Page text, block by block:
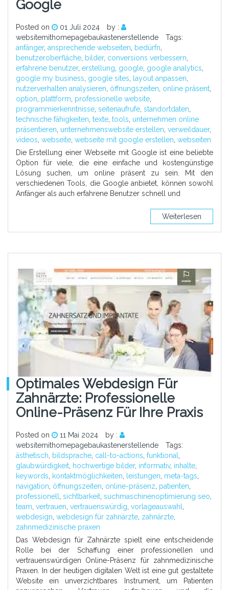
Google
Posted on 01 Juli 2024
by :
websitemithomepagebaukastenerstellende
Tags:
anfänger, ansprechende webseiten bedürfn
benutzeroberfläche bilder, conversions verbessern
erfahrene benutzer, erstellung google google analytics
google my business google sites layout anpassen
nutzerverhalten analysieren öffnungszeiten online präsent
option plattform professionelle website
programmierkenntnisse seitenaufrufe standortdaten
technische fähigkeiten texte tools unternehmen online
präsentieren unternehmenswebsite erstellen verweildauer,
videos webseite webseite mit google erstellen webseiten
Die Erstellung einer Webseite mit Google ist eine beliebte
Option für viele, die eine einfache und kostengünstige
Lösung suchen, um online präsent zu sein. Mit den
verschiedenen Tools, die Google anbietet, können sowohl
Anfänger als auch erfahrene Benutzer schnell und
Weiterlesen
Optimales Webdesign Für
Zahnärzte: Professionelle
Online-Präsenz Für Ihre Praxis
Posted on 11 Mai 2024
by :
websitemithomepagebaukastenerstellende
Tags:
ästhetisch
bildsprache call-to-actions funktional
glaubwürdigkeit hochwertige bilder, informativ, inhalte
keywords
kontaktmöglichkeiten leistungen meta-tags
navigation öffnungszeiten online-präsenz patienten
professionell
sichtbarkeit suchmaschinenoptimierung seo
team vertrauen vertrauenswürdig vorlageauswahl
webdesign webdesign für zahnärzte zahnärzte
zahnmedizinische praxen
Das Webdesign für Zahnärzte spielt eine entscheidende
Rolle bei der Schaffung einer professionellen und
vertrauenswürdigen Online-Präsenz für zahnmedizinische
Praxen. In der heutigen digitalen Welt ist eine gut gestaltete
Website ein unverzichtbares Instrument, um Patienten